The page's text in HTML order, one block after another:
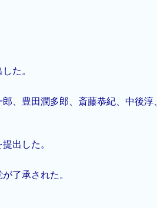
た。
、豊田潤多郎、斎藤恭紀、中後淳
出した。
了承された。